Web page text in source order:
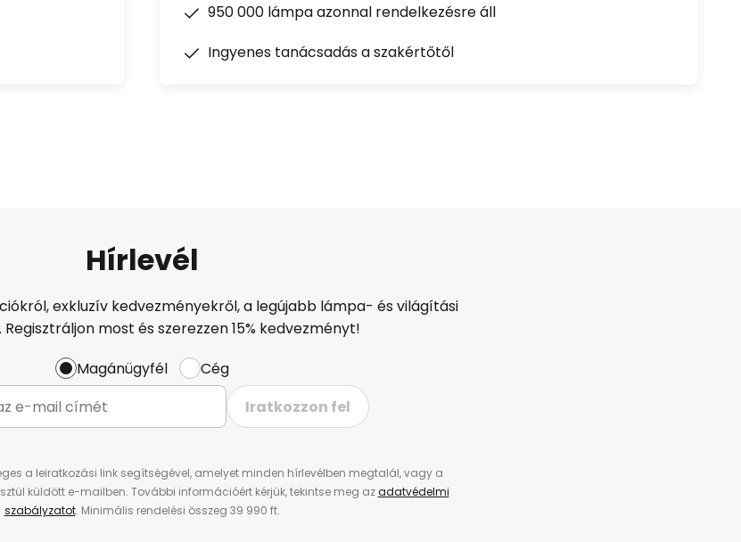
950 000 lámpa azonnal rendelkezésre áll
Ingyenes tanácsadás a szakértőtől
Hírlevél
exkluzív kedvezményekről, a legújabb lámpa- és világítási
most és szerezzen 15% kedvezményt!
Magánügyfél
Cég
Iratkozzon fel
a leiratkozási link segítségével, amelyet minden hírlevélben megtalál, vagy a
küldött e-mailben. További információért kérjük, tekintse meg azadatvédelmi
szabályzatot. Minimális rendelési összeg 39 990 ft.